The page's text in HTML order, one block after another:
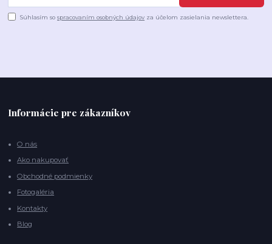
Súhlasím sospracovaním osobných údajov za účelom zasielania newslettera.
Informácie pre zákazníkov
O nás
Ako nakupovať
Obchodné podmienky
Fotogaléria
Kontakty
Blog